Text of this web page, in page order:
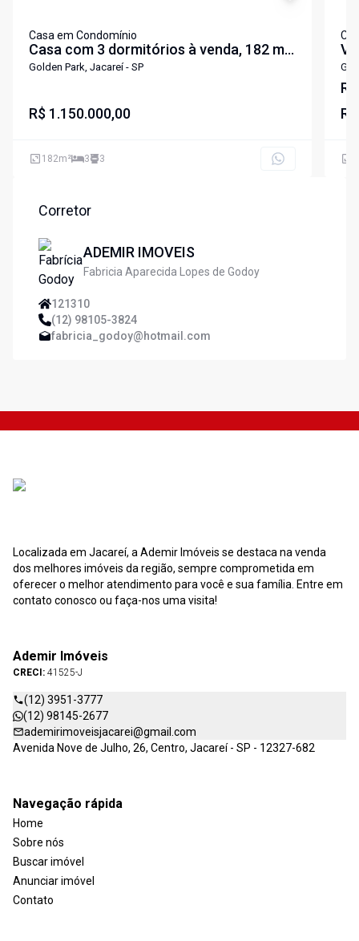
Casa em Condomínio
Casa com 3 dormitórios à venda, 182 m²
por R$ 1.150.000,00 - Residencial Golden
Golden Park, Jacareí - SP
R$ 1.150.000,00
182m² 3 3
-
Corretor
ADEMIR IMOVEIS
Fabricia Aparecida Lopes de Godoy
121310
(12) 98105-3824
fabricia_godoy@hotmail.com
Localizada em Jacareí, a Ademir Imóveis se destaca na venda
dos melhores imóveis da região, sempre comprometida em
oferecer o melhor atendimento para você e sua família. Entre em
contato conosco ou faça-nos uma visita!
Ademir Imóveis
CRECI: 41525-J
(12) 3951-3777
(12) 98145-2677
ademirimoveisjacarei@gmail.com
Avenida Nove de Julho, 26, Centro, Jacareí - SP - 12327-682
Navegação rápida
Home
Sobre nós
Buscar imóvel
Anunciar imóvel
Contato